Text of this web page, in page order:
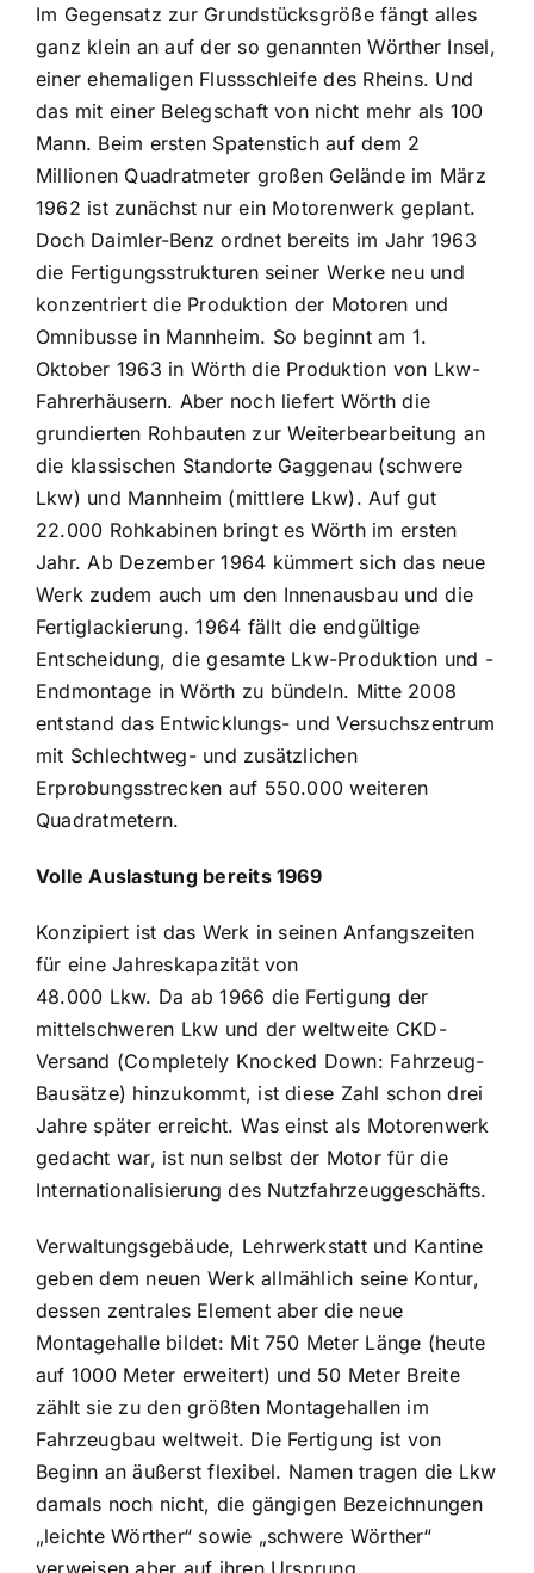
Im Gegensatz zur Grundstücksgröße fängt alles
ganz klein an auf der so genannten Wörther Insel,
einer ehemaligen Flussschleife des Rheins. Und
das mit einer Belegschaft von nicht mehr als 100
Mann. Beim ersten Spatenstich auf dem 2
Millionen Quadratmeter großen Gelände im März
1962 ist zunächst nur ein Motorenwerk geplant.
Doch Daimler-Benz ordnet bereits im Jahr 1963
die Fertigungsstrukturen seiner Werke neu und
konzentriert die Produktion der Motoren und
Omnibusse in Mannheim. So beginnt am 1.
Oktober 1963 in Wörth die Produktion von Lkw-
Fahrerhäusern. Aber noch liefert Wörth die
grundierten Rohbauten zur Weiterbearbeitung an
die klassischen Standorte Gaggenau (schwere
Lkw) und Mannheim (mittlere Lkw). Auf gut
22.000 Rohkabinen bringt es Wörth im ersten
Jahr. Ab Dezember 1964 kümmert sich das neue
Werk zudem auch um den Innenausbau und die
Fertiglackierung. 1964 fällt die endgültige
Entscheidung, die gesamte Lkw-Produktion und -
Endmontage in Wörth zu bündeln. Mitte 2008
entstand das Entwicklungs- und Versuchszentrum
mit Schlechtweg- und zusätzlichen
Erprobungsstrecken auf 550.000 weiteren
Quadratmetern.
Volle Auslastung bereits 1969
Konzipiert ist das Werk in seinen Anfangszeiten
für eine Jahreskapazität von
48.000 Lkw. Da ab 1966 die Fertigung der
mittelschweren Lkw und der weltweite CKD-
Versand (Completely Knocked Down: Fahrzeug-
Bausätze) hinzukommt, ist diese Zahl schon drei
Jahre später erreicht. Was einst als Motorenwerk
gedacht war, ist nun selbst der Motor für die
Internationalisierung des Nutzfahrzeuggeschäfts.
Verwaltungsgebäude, Lehrwerkstatt und Kantine
geben dem neuen Werk allmählich seine Kontur,
dessen zentrales Element aber die neue
Montagehalle bildet: Mit 750 Meter Länge (heute
auf 1000 Meter erweitert) und 50 Meter Breite
zählt sie zu den größten Montagehallen im
Fahrzeugbau weltweit. Die Fertigung ist von
Beginn an äußerst flexibel. Namen tragen die Lkw
damals noch nicht, die gängigen Bezeichnungen
„leichte Wörther“ sowie „schwere Wörther“
verweisen aber auf ihren Ursprung.